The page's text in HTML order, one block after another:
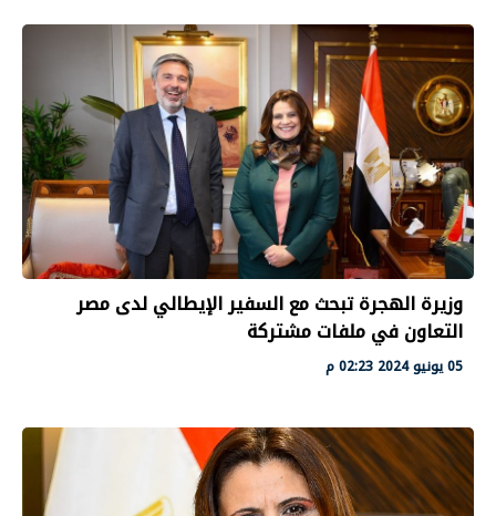
وزيرة الهجرة تبحث مع السفير الإيطالي لدى مصر
التعاون في ملفات مشتركة
05 يونيو 2024 02:23 م